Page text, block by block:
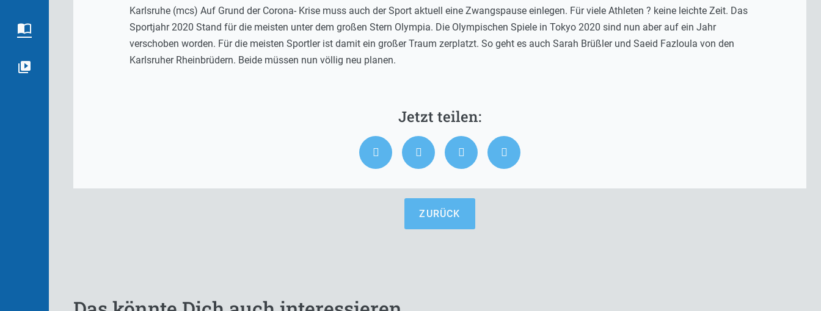
Karlsruhe (mcs) Auf Grund der Corona- Krise muss auch der Sport aktuell eine Zwangspause einlegen. Für viele Athleten ? keine leichte Zeit. Das
Sportjahr 2020 Stand für die meisten unter dem großen Stern Olympia. Die Olympischen Spiele in Tokyo 2020 sind nun aber auf ein Jahr
verschoben worden. Für die meisten Sportler ist damit ein großer Traum zerplatzt. So geht es auch Sarah Brüßler und Saeid Fazloula von den
Karlsruher Rheinbrüdern. Beide müssen nun völlig neu planen.
ZURÜCK